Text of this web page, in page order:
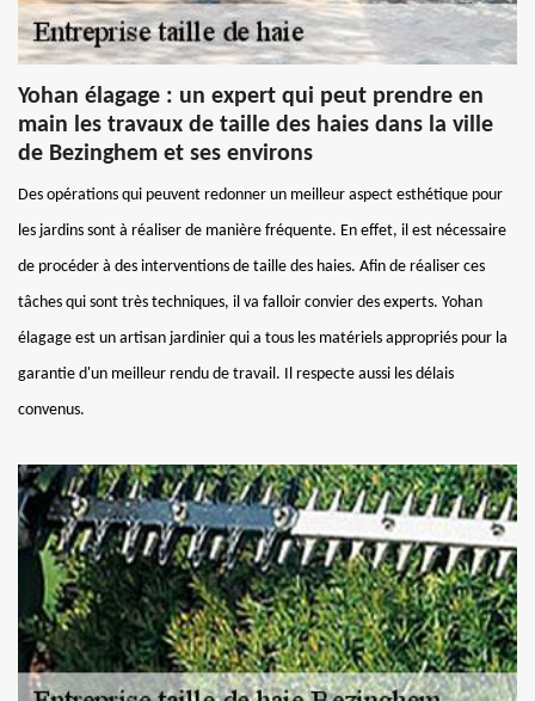
Yohan élagage : un expert qui peut prendre en
main les travaux de taille des haies dans la ville
de Bezinghem et ses environs
Des opérations qui peuvent redonner un meilleur aspect esthétique pour
les jardins sont à réaliser de manière fréquente. En effet, il est nécessaire
de procéder à des interventions de taille des haies. Afin de réaliser ces
tâches qui sont très techniques, il va falloir convier des experts. Yohan
élagage est un artisan jardinier qui a tous les matériels appropriés pour la
garantie d'un meilleur rendu de travail. Il respecte aussi les délais
convenus.